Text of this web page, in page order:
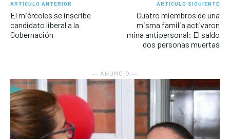
ARTÍCULO ANTERIOR
El miércoles se inscribe
candidato liberal a la
Gobernación
ARTÍCULO SIGUIENTE
Cuatro miembros de una
misma familia activaron
mina antipersonal: El saldo
dos personas muertas
― ANUNCIO ―